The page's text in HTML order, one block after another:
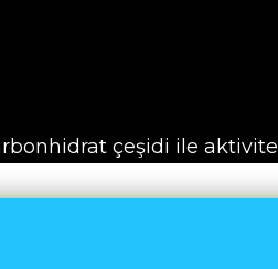
çeşidi ile aktivite
destek olur. Glikojen